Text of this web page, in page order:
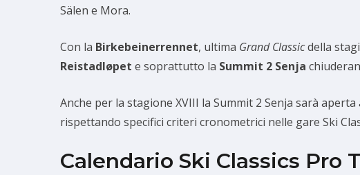
Sälen e Mora.
Con la Birkebeinerrennet, ultima Grand Classicdella
Reistadløpet e soprattutto la Summit 2 Senja
Anche per la stagione XVIII la Summit 2 Senja sarà
rispettando specifici criteri cronometrici nelle gare Ski
Calendario Ski Classics Pro